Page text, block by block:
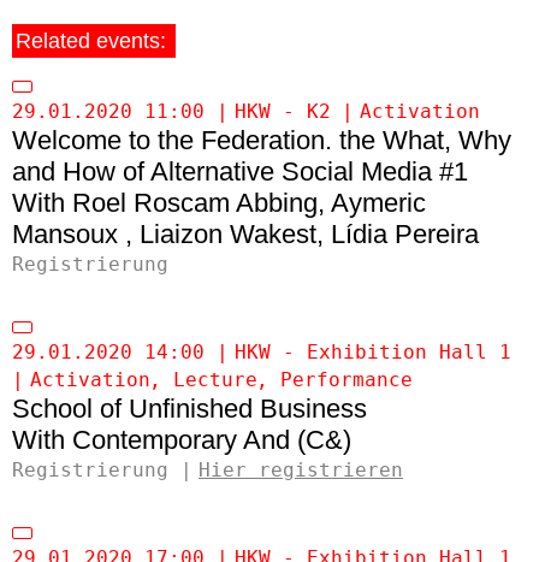
Related events:
29.01.2020 11:00 HKW - K2 Activation
Welcome to the Federation. the What, Why
and How of Alternative Social Media #1
Roel Roscam Abbing Aymeric
Mansoux
Liaizon Wakest Lídia Pereira
Registrierung
29.01.2020 14:00
HKW - Exhibition Hall 1
Activation
Lecture Performance
School of Unfinished Business
Contemporary And (C&)
Registrierung Hier registrieren